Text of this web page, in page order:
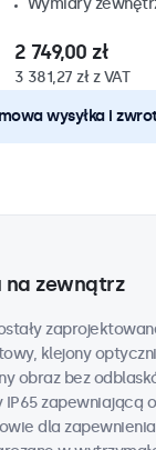
Wymiary
2 749,00 zł
3 381,27 zł z VAT
wysyłka i
na zewnątrz
klejony
obraz bez
zapewniającą
dla